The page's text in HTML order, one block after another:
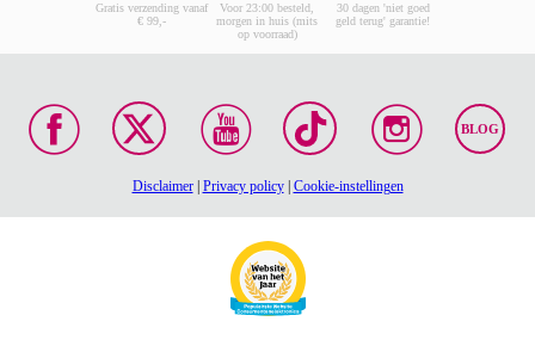
Gratis verzending vanaf
€ 99,-
Voor 23:00 besteld,
morgen in huis (mits
op voorraad)
30 dagen 'niet goed
geld terug' garantie!
BLOG
Disclaimer| Privacy policy| Cookie-instellingen